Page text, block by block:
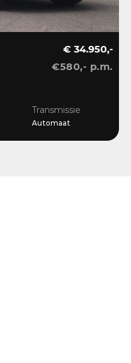
€ 34.950,-
€580,- p.m.
Transmissie
Automaat